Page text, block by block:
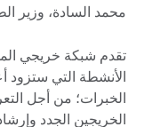
محمد السادة، وزير
تقدم شبكة خريجي
الأنشطة التي ستزود
الخبرات؛ من أجل
الخريجين الجدد